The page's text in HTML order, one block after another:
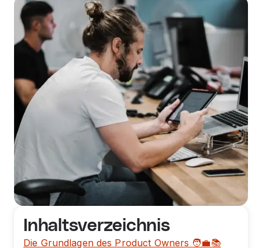
Inhaltsverzeichnis
Die Grundlagen des Product Owners 🧑‍💼📚